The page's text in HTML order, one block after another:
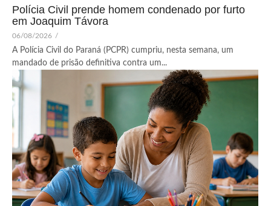
Polícia Civil prende homem condenado por furto
em Joaquim Távora
06/08/2026 /
A Polícia Civil do Paraná (PCPR) cumpriu, nesta semana, um
mandado de prisão definitiva contra um...